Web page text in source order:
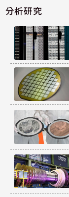
分析研究